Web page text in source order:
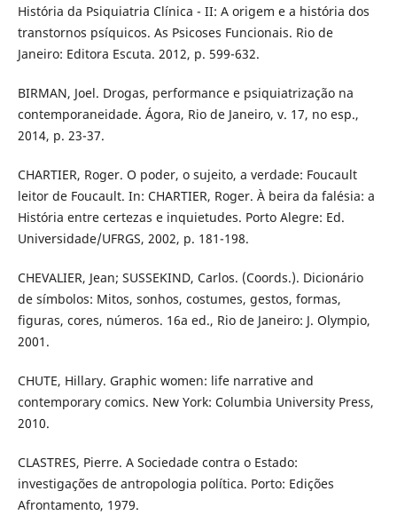
História da Psiquiatria Clínica - II: A origem e a história dos
transtornos psíquicos. As Psicoses Funcionais. Rio de
Janeiro: Editora Escuta. 2012, p. 599-632.
BIRMAN, Joel. Drogas, performance e psiquiatrização na
contemporaneidade. Ágora, Rio de Janeiro, v. 17, no esp.,
2014, p. 23-37.
CHARTIER, Roger. O poder, o sujeito, a verdade: Foucault
leitor de Foucault. In: CHARTIER, Roger. À beira da falésia: a
História entre certezas e inquietudes. Porto Alegre: Ed.
Universidade/UFRGS, 2002, p. 181-198.
CHEVALIER, Jean; SUSSEKIND, Carlos. (Coords.). Dicionário
de símbolos: Mitos, sonhos, costumes, gestos, formas,
figuras, cores, números. 16a ed., Rio de Janeiro: J. Olympio,
2001.
CHUTE, Hillary. Graphic women: life narrative and
contemporary comics. New York: Columbia University Press,
2010.
CLASTRES, Pierre. A Sociedade contra o Estado:
investigações de antropologia política. Porto: Edições
Afrontamento, 1979.